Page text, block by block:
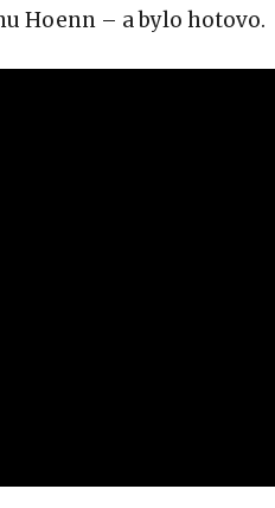
Hoenn – a bylo hotovo.